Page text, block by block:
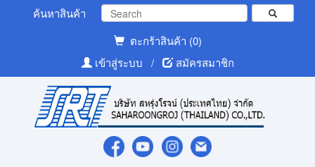
ค้นหาสินค้า
ตะกร้าสินค้า (0)
เข้าสู่ระบบ
/ สมัครสมาชิก